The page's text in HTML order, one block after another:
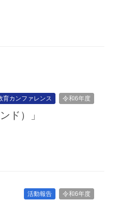
令和6年度
育カンファレンス
ド）」
令和6年度
活動報告